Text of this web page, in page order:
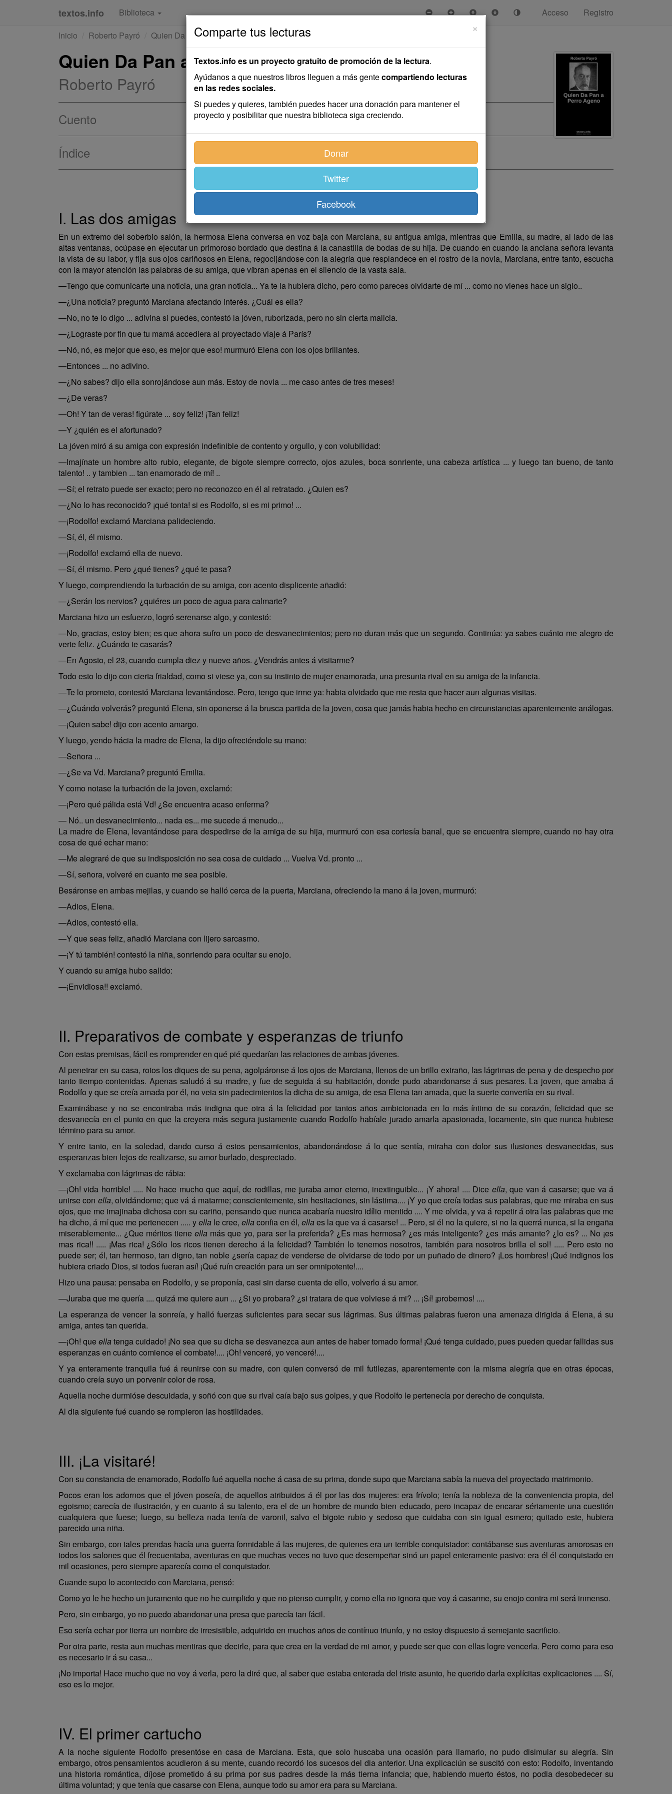
textos.info Biblioteca Acceso
Registro
Inicio
Roberto Payró Quien Da Pan a Perro Ageno
Quien Da Pan a Perro Ageno
Roberto Payró
Cuento
Índice
I. Las dos amigas
En un extremo del soberbio salón, la hermosa Elena conversa en voz baja con Marciana, su antigua amiga, mientras que Emilia, su madre, al lado de las
altas ventanas, ocúpase en ejecutar un primoroso bordado que destina á la canastilla de bodas de su hija. De cuando en cuando la anciana señora levanta
la vista de su labor, y fija sus ojos cariñosos en Elena, regocijándose con la alegría que resplandece en el rostro de la novia, Marciana, entre tanto, escucha
con la mayor atención las palabras de su amiga, que víbran apenas en el silencio de la vasta sala.
—Tengo que comunicarte una noticia, una gran noticia... Ya te la hubiera dicho, pero como pareces olvidarte de mí ... como no vienes hace un siglo..
—¿Una noticia? preguntó Marciana afectando interés. ¿Cuál es ella?
—No, no te lo digo ... adivina si puedes, contestó la jóven, ruborizada, pero no sin cierta malicia.
—¿Lograste por fin que tu mamá accediera al proyectado viaje á París?
—Nó, nó, es mejor que eso, es mejor que eso! murmuró Elena con los ojos brillantes.
—Entonces ... no adivino.
—¿No sabes? dijo ella sonrojándose aun más. Estoy de novia ... me caso antes de tres meses!
—¿De veras?
—Oh! Y tan de veras! figúrate ... soy feliz! ¡Tan feliz!
—Y ¿quién es el afortunado?
La jóven miró á su amiga con expresión indefinible de contento y orgullo, y con volubilidad:
—Imajínate un hombre alto rubio, elegante, de bigote siempre correcto, ojos azules, boca sonriente, una cabeza artística ... y luego tan bueno, de tanto
talento! .. y tambien ... tan enamorado de mí! ..
—Sí; el retrato puede ser exacto; pero no reconozco en él al retratado. ¿Quien es?
—¿No lo has reconocido? ¡qué tonta! si es Rodolfo, si es mi primo! ...
—¡Rodolfo! exclamó Marciana palideciendo.
—Sí, él, él mismo.
—¡Rodolfo! exclamó ella de nuevo.
—Sí, él mismo. Pero ¿qué tienes? ¿qué te pasa?
Y luego, comprendiendo la turbación de su amiga, con acento displicente añadió:
—¿Serán los nervios? ¿quiéres un poco de agua para calmarte?
Marciana hizo un esfuerzo, logró serenarse algo, y contestó:
—No, gracias, estoy bien; es que ahora sufro un poco de desvanecimientos; pero no duran más que un segundo. Continúa: ya sabes cuánto me alegro de
verte feliz. ¿Cuándo te casarás?
—En Agosto, el 23, cuando cumpla diez y nueve años. ¿Vendrás antes á visitarme?
Todo esto lo dijo con cierta frialdad, como si viese ya, con su instinto de mujer enamorada, una presunta rival en su amiga de la infancia.
—Te lo prometo, contestó Marciana levantándose. Pero, tengo que irme ya: habia olvidado que me resta que hacer aun algunas visitas.
—¿Cuándo volverás? preguntó Elena, sin oponerse á la brusca partida de la joven, cosa que jamás habia hecho en circunstancias aparentemente análogas.
—¡Quien sabe! dijo con acento amargo.
Y luego, yendo hácia la madre de Elena, la dijo ofreciéndole su mano:
—Señora ...
—¿Se va Vd. Marciana? preguntó Emilia.
Y como notase la turbación de la joven, exclamó:
—¡Pero qué pálida está Vd! ¿Se encuentra acaso enferma?
— Nó.. un desvanecimiento... nada es... me sucede á menudo...
La madre de Elena, levantándose para despedirse de la amiga de su hija, murmuró con esa cortesía banal, que se encuentra siempre, cuando no hay otra
cosa de qué echar mano:
—Me alegraré de que su indisposición no sea cosa de cuidado ... Vuelva Vd. pronto ...
—Sí, señora, volveré en cuanto me sea posible.
Besáronse en ambas mejilas, y cuando se halló cerca de la puerta, Marciana, ofreciendo la mano á la joven, murmuró:
—Adios, Elena.
—Adios, contestó ella.
—Y que seas feliz, añadió Marciana con lijero sarcasmo.
—¡Y tú también! contestó la niña, sonriendo para ocultar su enojo.
Y cuando su amiga hubo salido:
—¡Envidiosa!! exclamó.
II. Preparativos de combate y esperanzas de triunfo
Con estas premisas, fácil es romprender en qué pié quedarían las relaciones de ambas jóvenes.
Al penetrar en su casa, rotos los diques de su pena, agolpáronse á los ojos de Marciana, llenos de un brillo extraño, las lágrimas de pena y de despecho por
tanto tiempo contenidas. Apenas saludó á su madre, y fue de seguida á su habitación, donde pudo abandonarse á sus pesares. La joven, que amaba á
Rodolfo y que se creía amada por él, no veia sin padecimientos la dicha de su amiga, de esa Elena tan amada, que la suerte convertía en su rival.
Examinábase y no se encontraba más indigna que otra á la felicidad por tantos años ambicionada en lo más íntimo de su corazón, felicidad que se
desvanecía en el punto en que la creyera más segura justamente cuando Rodolfo habíale jurado amarla apasionada, locamente, sin que nunca hubiese
término para su amor.
Y entre tanto, en la soledad, dando curso á estos pensamientos, abandonándose á lo que sentía, miraha con dolor sus ilusiones desvanecidas, sus
esperanzas bien lejos de realizarse, su amor burlado, despreciado.
Y exclamaba con lágrimas de rábia:
—¡Oh! vida horrible! ..... No hace mucho que aquí, de rodillas, me juraba amor eterno, inextinguible... ¡Y ahora! .... Dice ella, que van á casarse; que va á
unirse con ella, olvidándome; que vá á matarme; conscientemente, sin hesitaciones, sin lástima.... ¡Y yo que creía todas sus palabras, que me miraba en sus
ojos, que me imajinaba dichosa con su cariño, pensando que nunca acabaría nuestro idílio mentido .... Y me olvida, y va á repetir á otra las palabras que me
ha dicho, á mí que me pertenecen ..... yella le cree, ella confia en él, ella es la que va á casarse! ... Pero, si él no la quiere, si no la querrá nunca, si la engaña
miserablemente... ¿Que méritos tieneella más que yo, para ser la preferida? ¿Es mas hermosa? ¿es más inteligente? ¿es más amante? ¿lo es? ... No ¡es
mas rica!! ..... ¡Mas rica! ¿Sólo los ricos tienen derecho á la felicidad? También lo tenemos nosotros, también para nosotros brilla el sol! ..... Pero esto no
puede ser; él, tan hermoso, tan digno, tan noble ¿sería capaz de venderse de olvidarse de todo por un puñado de dinero? ¡Los hombres! ¡Qué indignos los
hubiera criado Dios, si todos fueran así! ¡Qué ruín creación para un ser omnipotente!....
Hizo una pausa: pensaba en Rodolfo, y se proponía, casi sin darse cuenta de ello, volverlo á su amor.
—Juraba que me quería .... quizá me quiere aun ... ¿Si yo probara? ¿si tratara de que volviese á mi? ... ¡Sí! ¡probemos! ....
La esperanza de vencer la sonreía, y halló fuerzas suficientes para secar sus lágrimas. Sus últimas palabras fueron una amenaza dirigida á Elena, á su
amiga, antes tan querida.
—¡Oh! queella tenga cuidado! ¡No sea que su dicha se desvanezca aun antes de haber tomado forma! ¡Qué tenga cuidado, pues pueden quedar fallidas sus
esperanzas en cuánto comience el combate!.... ¡Oh! venceré, yo venceré!....
Y ya enteramente tranquila fué á reunirse con su madre, con quien conversó de mil futilezas, aparentemente con la misma alegría que en otras épocas,
cuando creía suyo un porvenir color de rosa.
Aquella noche durmióse descuidada, y soñó con que su rival caía bajo sus golpes, y que Rodolfo le pertenecía por derecho de conquista.
Al dia siguiente fué cuando se rompieron las hostilidades.
III. ¡La visitaré!
Con su constancia de enamorado, Rodolfo fué aquella noche á casa de su prima, donde supo que Marciana sabía la nueva del proyectado matrimonio.
Pocos eran los adornos que el jóven poseía, de aquellos atribuidos á él por las dos mujeres: era frívolo; tenía la nobleza de la conveniencia propia, del
egois­mo; carecía de ilustración, y en cuanto á su talento, era el de un hombre de mundo bien educado, pero incapaz de encarar sériamente una cuestión
cualquiera que fuese; luego, su belleza nada tenía de varonil, salvo el bigote rubio y sedoso que cuidaba con sin igual esmero; quitado este, hubiera
parecido una niña.
Sin embargo, con tales prendas hacía una guerra formidable á las mujeres, de quienes era un terrible conquistador: contábanse sus aventuras amorosas en
todos los salones que él frecuentaba, aventuras en que muchas veces no tuvo que desempeñar sinó un papel enteramente pasivo: era él él conquistado en
mil ocasiones, pero siempre aparecía como el conquistador.
Cuande supo lo acontecido con Marciana, pensó:
Como yo le he hecho un juramento que no he cumplido y que no pienso cumplir, y como ella no ignora que voy á casarme, su enojo contra mi será inmenso.
Pero, sin embargo, yo no puedo abandonar una presa que parecía tan fácil.
Eso sería echar por tierra un nombre de irresistible, adquirido en muchos años de contínuo triunfo, y no estoy dispuesto á semejante sacrificio.
Por otra parte, resta aun muchas mentiras que decirle, para que crea en la verdad de mi amor, y puede ser que con ellas logre vencerla. Pero como para eso
es necesario ir á su casa...
¡No importa! Hace mucho que no voy á verla, pero la diré que, al saber que estaba enterada del triste asunto, he querido darla explícitas explicaciones .... Sí,
eso es lo mejor.
IV. El primer cartucho
A la noche siguiente Rodolfo presentóse en casa de Marciana. Esta, que solo huscaba una ocasión para llamarlo, no pudo disimular su alegría. Sin
embargo, otros pensamientos acudieron á su mente, cuando recordó los sucesos del dia anterior. Una explicaciún se suscitó con esto: Rodolfo, inventando
una historia romántica, díjose prometido á su prima por sus padres desde la más tierna infancia; que, habiendo muerto éstos, no podia desobedecer su
última voluntad; y que tenía que casarse con Elena, aunque todo su amor era para su Marciana.
×
Comparte tus lecturas
Textos.info es un proyecto gratuito de promoción de la lectura.
Ayúdanos a que nuestros libros lleguen a más gentecompartiendo lecturas
en las redes sociales.
Si puedes y quieres, también puedes hacer una donación para mantener el
proyecto y posibilitar que nuestra biblioteca siga creciendo.
Donar
Twitter
Facebook